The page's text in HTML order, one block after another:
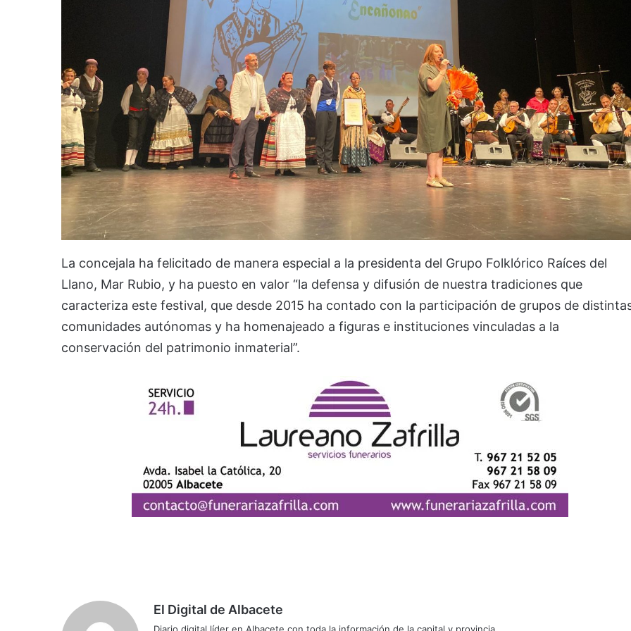
La concejala ha felicitado de manera especial a la presidenta del Grupo Folklórico Raíces del
Llano, Mar Rubio, y ha puesto en valor “la defensa y difusión de nuestra tradiciones que
caracteriza este festival, que desde 2015 ha contado con la participación de grupos de
comunidades autónomas y ha homenajeado a figuras e instituciones vinculadas a la
conservación del patrimonio inmaterial”.
El Digital de Albacete